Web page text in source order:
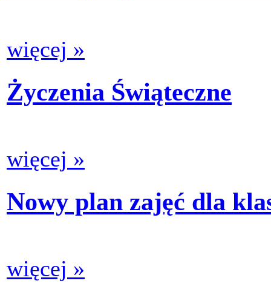
więcej »
Życzenia Świąteczne
więcej »
Nowy plan zajęć dla
więcej »